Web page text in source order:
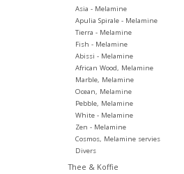
Asia - Melamine
Apulia Spirale - Melamine
Tierra - Melamine
Fish - Melamine
Abissi - Melamine
African Wood, Melamine
Marble, Melamine
Ocean, Melamine
Pebble, Melamine
White - Melamine
Zen - Melamine
Cosmos, Melamine servies
Divers
Thee & Koffie